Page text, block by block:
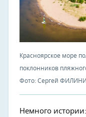
Красноярское море
поклонников
Фото: Сергей
Немного